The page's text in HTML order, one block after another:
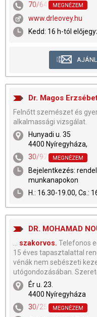
70/641-5408
MEGNÉZEM
www.drleovey.hu
Kedd: 16 h-tól
Dr. Magos
Felnőtt szemészet és
alkalmassági vizsgálat.
Hunyadi u. 35
4400 Nyíregyháza,
30/9786-255
MEGNÉZEM
Bejelentkezés:
munkanapokon
H.: 16.30-19.00, Cs.:
DR. MOHAMAD
... szakorvos. Telefonos
15 éves tapasztalattal
vénák nem sebészeti
utógondozásában.
Ér u. 23.
4400 Nyíregyháza
30/255-1040
MEGNÉZEM